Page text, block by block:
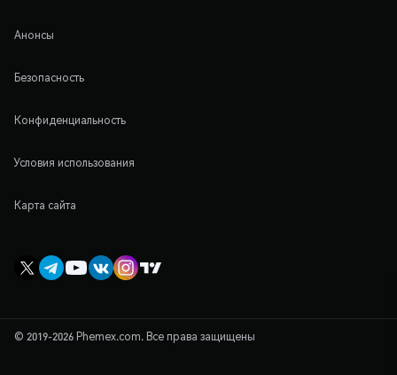
Анонсы
Безопасность
Конфиденциальность
Условия использования
Карта сайта
© 2019-2026 Phemex.com. Все права защищены